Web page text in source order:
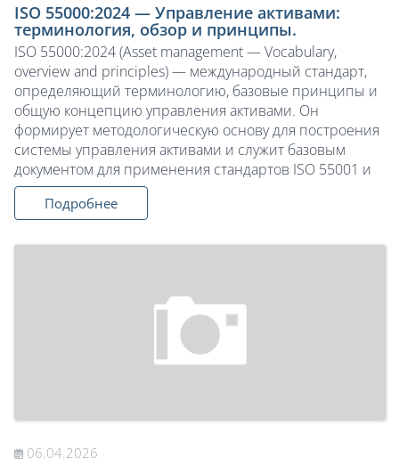
ISO 55000:2024 — Управление активами:
терминология, обзор и принципы.
ISO 55000:2024 (Asset management — Vocabulary,
overview and principles) — международный стандарт,
определяющий терминологию, базовые принципы и
общую концепцию управления активами. Он
формирует методологическую основу для построения
системы управления активами и служит базовым
документом для применения стандартов ISO 55001 и
Подробнее
06.04.2026